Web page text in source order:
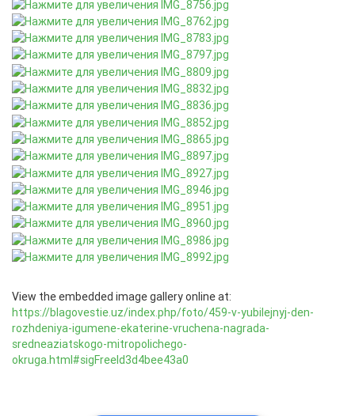
View the embedded image gallery online at:
https://blagovestie.uz/index.php/foto/459-v-yubilejnyj-den-
rozhdeniya-igumene-ekaterine-vruchena-nagrada-
sredneaziatskogo-mitropolichego-
okruga.html#sigFreeId3d4bee43a0